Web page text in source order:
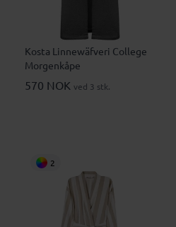
Kosta Linnewäfveri College
Morgenkåpe
570 NOK ved 3 stk.
2